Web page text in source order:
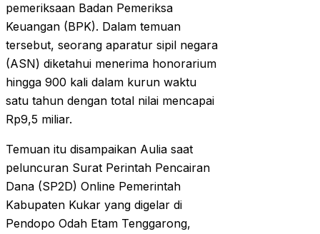
pemeriksaan Badan Pemeriksa
Keuangan (BPK). Dalam temuan
tersebut, seorang aparatur sipil negara
(ASN) diketahui menerima honorarium
hingga 900 kali dalam kurun waktu
satu tahun dengan total nilai mencapai
Rp9,5 miliar.
Temuan itu disampaikan Aulia saat
peluncuran Surat Perintah Pencairan
Dana (SP2D) Online Pemerintah
Kabupaten Kukar yang digelar di
Pendopo Odah Etam Tenggarong,